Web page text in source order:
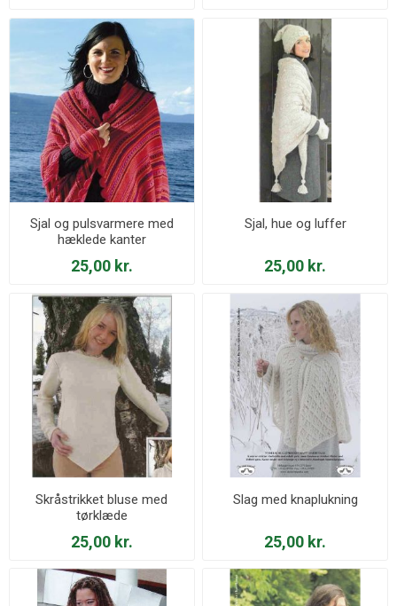
Sjal og pulsvarmere med
hæklede kanter
25,00 kr.
Sjal, hue og luffer
25,00 kr.
Skråstrikket bluse med
tørklæde
25,00 kr.
Slag med knaplukning
25,00 kr.